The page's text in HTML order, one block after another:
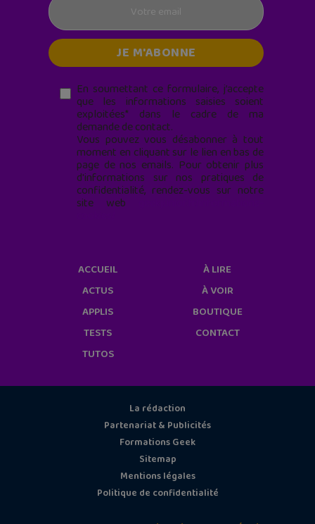
En soumettant ce formulaire, j’accepte
que les informations saisies soient
exploitées* dans le cadre de ma
demande de contact.
Vous pouvez vous désabonner à tout
moment en cliquant sur le lien en bas de
page de nos emails. Pour obtenir plus
d'informations sur nos pratiques de
confidentialité, rendez-vous sur notre
site web
ACCUEIL
ACTUS
APPLIS
TESTS
TUTOS
À LIRE
À VOIR
BOUTIQUE
CONTACT
La rédaction
Partenariat & Publicités
Formations Geek
Sitemap
Mentions légales
Politique de confidentialité